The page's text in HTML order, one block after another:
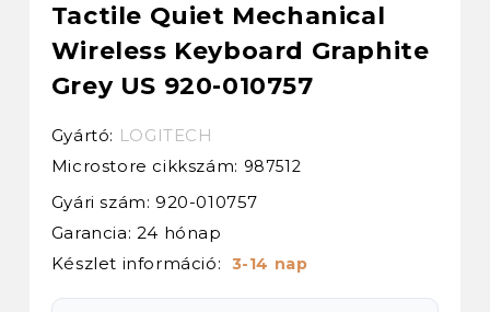
Tactile Quiet Mechanical
Wireless Keyboard Graphite
Grey US 920-010757
Gyártó: LOGITECH
Microstore cikkszám: 987512
Gyári szám: 920-010757
Garancia: 24 hónap
Készlet információ: 3-14 nap